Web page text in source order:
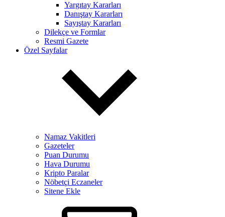
Yargıtay Kararları
Danıştay Kararları
Sayıştay Kararları
Dilekçe ve Formlar
Resmi Gazete
Özel Sayfalar
Namaz Vakitleri
Gazeteler
Puan Durumu
Hava Durumu
Kripto Paralar
Nöbetçi Eczaneler
Sitene Ekle